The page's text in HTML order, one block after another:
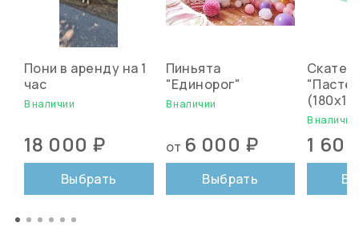
Пони в аренду на 1
час
В наличии
18 000 ₽
Выбрать
Пиньята
"Единорог"
В наличии
от 6 000 ₽
Выбрать
В наличии
1
В